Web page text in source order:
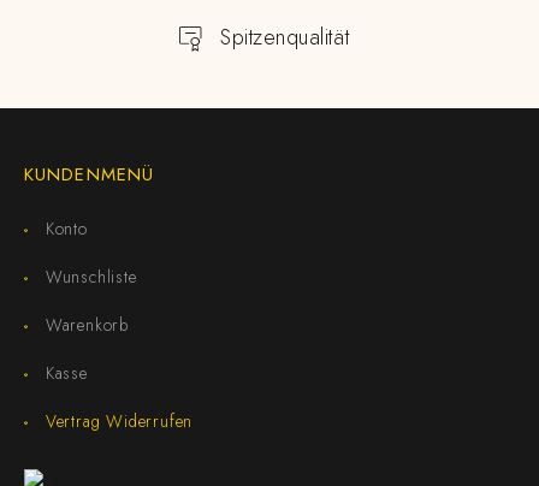
Spitzenqualität
KUNDENMENÜ
Konto
Wunschliste
Warenkorb
Kasse
Vertrag Widerrufen